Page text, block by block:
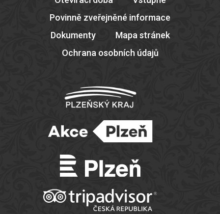
Povinně zveřejněné informace
Dokumenty
Mapa stránek
Ochrana osobních údajů